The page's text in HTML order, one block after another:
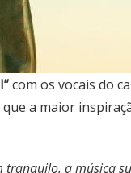
com os vocais do
a maior
tranquilo, a música